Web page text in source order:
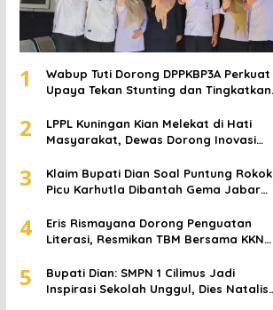
1
Wabup Tuti Dorong DPPKBP3A Perkuat
Upaya Tekan Stunting dan Tingkatkan
2
LPPL Kuningan Kian Melekat di Hati
Masyarakat, Dewas Dorong Inovasi
3
Klaim Bupati Dian Soal Puntung Rokok
Picu Karhutla Dibantah Gema Jabar
4
Eris Rismayana Dorong Penguatan
Literasi, Resmikan TBM Bersama KKN
5
Bupati Dian: SMPN 1 Cilimus Jadi
Inspirasi Sekolah Unggul, Dies Natalis